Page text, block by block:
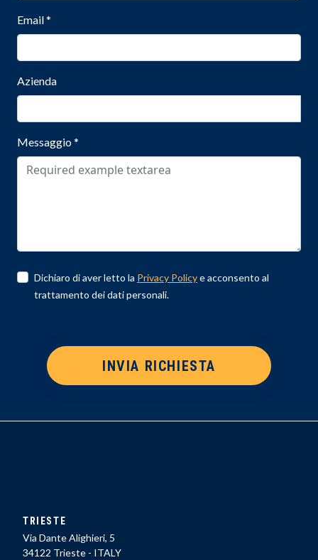
Email*
Azienda
Messaggio*
Dichiaro di aver letto la Privacy Policye acconsento al
trattamento dei dati personali.
INVIA RICHIESTA
TRIESTE
Via Dante Alighieri, 5
34122 Trieste - ITALY